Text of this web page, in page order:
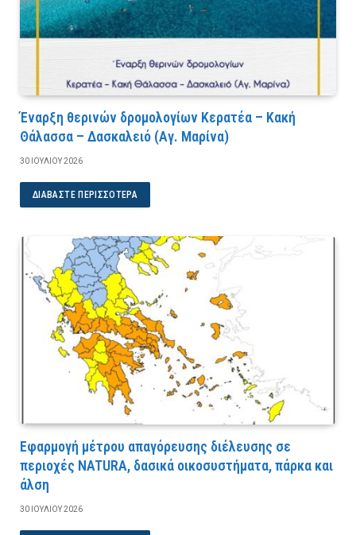
Έναρξη θερινών δρομολογίων Κερατέα – Κακή
Θάλασσα – Δασκαλειό (Αγ. Μαρίνα)
30 ΙΟΥΛΊΟΥ 2026
ΔΙΑΒΆΣΤΕ ΠΕΡΙΣΣΌΤΕΡΑ
Εφαρμογή μέτρου απαγόρευσης διέλευσης σε
περιοχές NATURA, δασικά οικοσυστήματα, πάρκα και
άλση
30 ΙΟΥΛΊΟΥ 2026